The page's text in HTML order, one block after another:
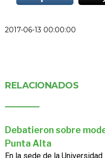
2017-06-13 00:00:00
RELACIONADOS
Debatieron sobre
Punta Alta
En la sede de la